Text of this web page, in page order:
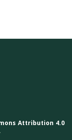
Attribution 4.0